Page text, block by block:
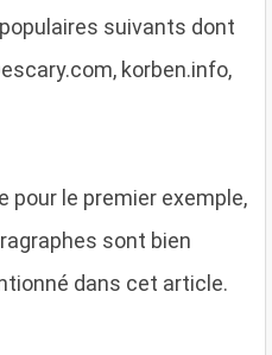
suivants dont
korben.info,
pour le premier exemple,
sont bien
dans cet article.